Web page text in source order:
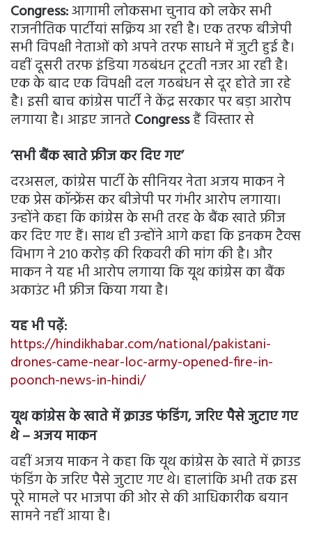
Congress:आगामी लोकसभा चुनाव को लकेर सभी
राजनीतिक पार्टीयां सक्रिय आ रही है। एक तरफ बीजेपी
सभी विपक्षी नेताओं को अपने तरफ साधने में जुटी हुई है।
वहीं दूसरी तरफ इंडिया गठबंधन टूटती नजर आ रही है।
एक के बाद एक विपक्षी दल गठबंधन से दूर होते जा रहे
है। इसी बाच कांग्रेस पार्टी ने केंद्र सरकार पर बड़ा आरोप
लगाया है। आइए जानतेCongressहैं विस्तार से
‘सभी बैंक खाते फ्रीज कर दिए गए’
दरअसल, कांग्रेस पार्टी के सीनियर नेता अजय माकन ने
एक प्रेस कॉन्फ्रेंस कर बीजेपी पर गंभीर आरोप लगाया।
उन्होंने कहा कि कांग्रेस के सभी तरह के बैंक खाते फ्रीज
कर दिए गए हैं। साथ ही उन्होंने आगे कहा कि इनकम टैक्स
विभाग ने 210 करोड़ की रिकवरी की मांग की है। और
माकन ने यह भी आरोप लगाया कि यूथ कांग्रेस का बैंक
अकाउंट भी फ्रीज किया गया है।
यह भी पढ़ें:
https://hindikhabar.com/national/pakistani-
drones-came-near-loc-army-opened-fire-in-
poonch-news-in-hindi/
यूथ कांग्रेस के खाते में क्राउड फंडिंग, जरिए पैसे जुटाए गए
थे – अजय माकन
वहीं अजय माकन ने कहा कि यूथ कांग्रेस के खाते में क्राउड
फंडिंग के जरिए पैसे जुटाए गए थे। हालांकि अभी तक इस
पूरे मामले पर भाजपा की ओर से की आधिकारीक बयान
सामने नहीं आया है।